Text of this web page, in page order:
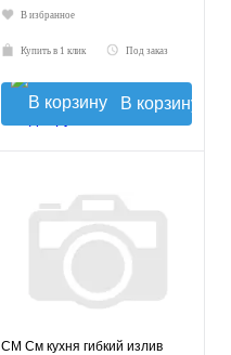
В избранное
Купить в 1 клик Под заказ
В корзину
СМ См кухня гибкий излив